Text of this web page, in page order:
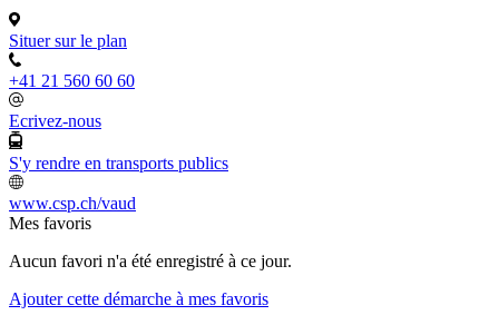
Situer sur le plan
+41 21 560 60 60
Ecrivez-nous
S'y rendre en transports publics
www.csp.ch/vaud
Mes favoris
Aucun favori n'a été enregistré à ce jour.
Ajouter cette démarche à mes favoris